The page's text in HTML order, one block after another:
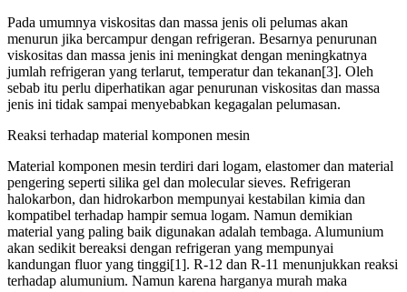
Pada umumnya viskositas dan massa jenis oli pelumas akan
menurun jika bercampur dengan refrigeran. Besarnya penurunan
viskositas dan massa jenis ini meningkat dengan meningkatnya
jumlah refrigeran yang terlarut, temperatur dan tekanan[3]. Oleh
sebab itu perlu diperhatikan agar penurunan viskositas dan massa
jenis ini tidak sampai menyebabkan kegagalan pelumasan.
Reaksi terhadap material komponen mesin
Material komponen mesin terdiri dari logam, elastomer dan material
pengering seperti silika gel dan molecular sieves. Refrigeran
halokarbon, dan hidrokarbon mempunyai kestabilan kimia dan
kompatibel terhadap hampir semua logam. Namun demikian
material yang paling baik digunakan adalah tembaga. Alumunium
akan sedikit bereaksi dengan refrigeran yang mempunyai
kandungan fluor yang tinggi[1]. R-12 dan R-11 menunjukkan reaksi
terhadap alumunium. Namun karena harganya murah maka